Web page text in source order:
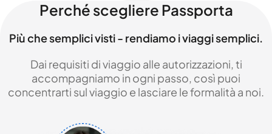
Perché scegliere Passporta
Più che semplici visti - rendiamo i viaggi semplici.
Dai requisiti di viaggio alle autorizzazioni, ti
accompagniamo in ogni passo, così puoi
concentrarti sul viaggio e lasciare le formalità a noi.